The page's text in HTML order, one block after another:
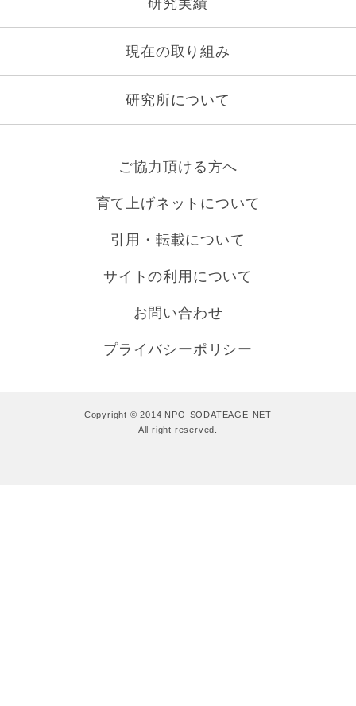
現在の取り組み
研究所について
ご協力頂ける方へ
育て上げネットについて
引用・転載について
サイトの利用について
お問い合わせ
プライバシーポリシー
Copyright © 2014 NPO-SODATEAGE-NET
All right reserved.